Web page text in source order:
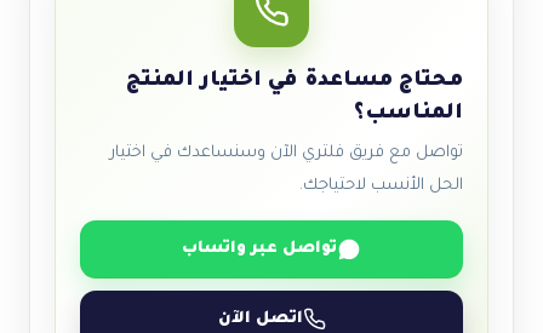
محتاج مساعدة في اختيار المنتج
المناسب؟
تواصل مع فريق فلتري الآن وسنساعدك في اختيار
الحل الأنسب لاحتياجك.
تواصل عبر واتساب
اتصل الآن